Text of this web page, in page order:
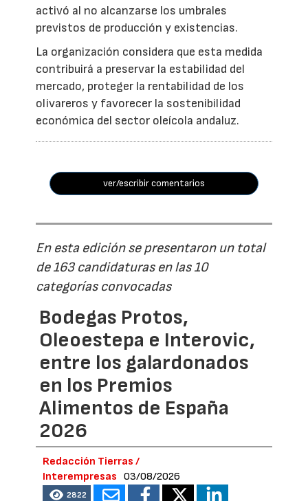
activó al no alcanzarse los umbrales
previstos de producción y existencias.
La organización considera que esta medida
contribuirá a preservar la estabilidad del
mercado, proteger la rentabilidad de los
olivareros y favorecer la sostenibilidad
económica del sector oleícola andaluz.
ver/escribir comentarios
En esta edición se presentaron un total
de 163 candidaturas en las 10
categorías convocadas
Bodegas Protos,
Oleoestepa e Interovic,
entre los galardonados
en los Premios
Alimentos de España
2026
Redacción Tierras /
Interempresas
03/08/2026
2822